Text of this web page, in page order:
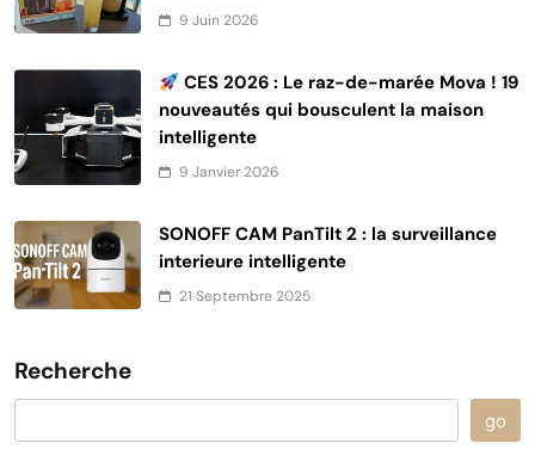
9 Juin 2026
CES 2026 : Le raz-de-marée Mova ! 19
nouveautés qui bousculent la maison
intelligente
9 Janvier 2026
SONOFF CAM PanTilt 2 : la surveillance
interieure intelligente
21 Septembre 2025
Recherche
go